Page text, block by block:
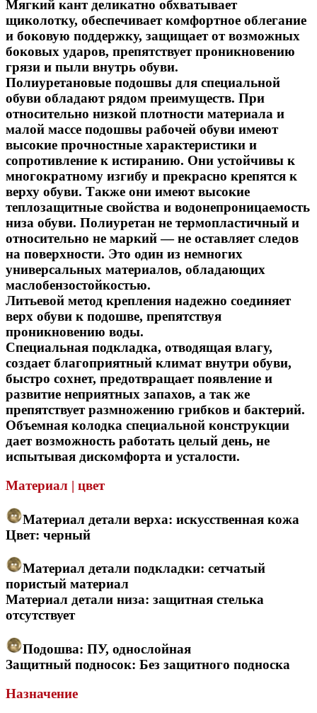
Мягкий кант деликатно обхватывает
щиколотку, обеспечивает комфортное облегание
и боковую поддержку, защищает от возможных
боковых ударов, препятствует проникновению
грязи и пыли внутрь обуви.
Полиуретановые подошвы для специальной
обуви обладают рядом преимуществ. При
относительно низкой плотности материала и
малой массе подошвы рабочей обуви имеют
высокие прочностные характеристики и
сопротивление к истиранию. Они устойчивы к
многократному изгибу и прекрасно крепятся к
верху обуви. Также они имеют высокие
теплозащитные свойства и водонепроницаемость
низа обуви. Полиуретан не термопластичный и
относительно не маркий — не оставляет следов
на поверхности. Это один из немногих
универсальных материалов, обладающих
маслобензостойкостью.
Литьевой метод крепления надежно соединяет
верх обуви к подошве, препятствуя
проникновению воды.
Специальная подкладка, отводящая влагу,
создает благоприятный климат внутри обуви,
быстро сохнет, предотвращает появление и
развитие неприятных запахов, а так же
препятствует размножению грибков и бактерий.
Объемная колодка специальной конструкции
дает возможность работать целый день, не
испытывая дискомфорта и усталости.
Материал | цвет
Материал детали верха: искусственная кожа
Цвет: черный
Материал детали подкладки: сетчатый
пористый материал
Материал детали низа: защитная стелька
отсутствует
Подошва: ПУ, однослойная
Защитный подносок: Без защитного подноска
Назначение